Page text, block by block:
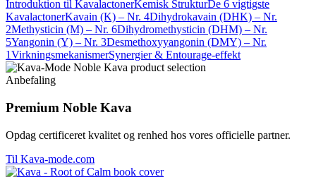
Introduktion til KavalactonerKemisk StrukturDe 6 vigtigste
KavalactonerKavain (K) – Nr. 4Dihydrokavain (DHK) – Nr.
2Methysticin (M) – Nr. 6Dihydromethysticin (DHM) – Nr.
5Yangonin (Y) – Nr. 3Desmethoxyyangonin (DMY) – Nr.
1VirkningsmekanismerSynergier & Entourage-effekt
Anbefaling
Premium Noble Kava
Opdag certificeret kvalitet og renhed hos vores officielle partner.
Til Kava-mode.com